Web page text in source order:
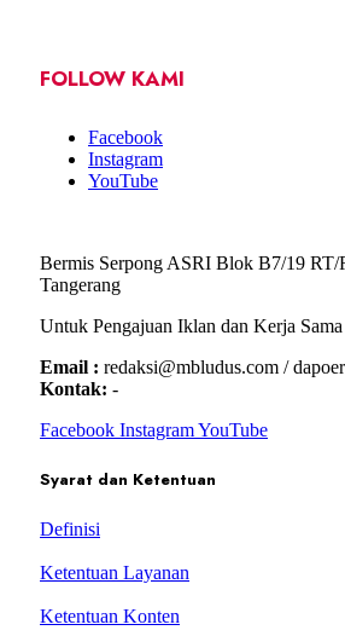
FOLLOW KAMI
Facebook
Instagram
YouTube
Bermis Serpong ASRI Blok B7/19 RT/
Tangerang
Untuk Pengajuan Iklan dan Kerja
Email : redaksi@mbludus.com /
Kontak: -
Facebook InstagramYouTube
Syarat dan Ketentuan
Definisi
Ketentuan Layanan
Ketentuan Konten